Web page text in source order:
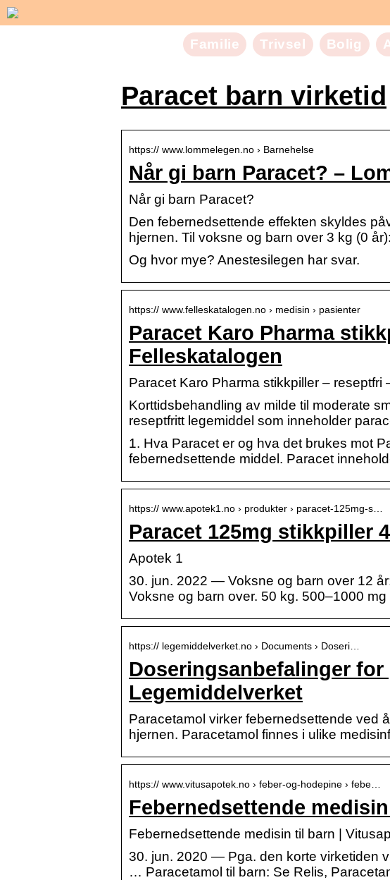
Familie Trivsel Bolig
Paracet barn virketid
https:// www.lommelegen.no › Barnehelse
Når gi barn Paracet? –
Når gi barn Paracet?
Den febernedsettende effekten skyldes
hjernen. Til voksne og barn over 3 kg (0
Og hvor mye? Anestesilegen har svar.
https:// www.felleskatalogen.no › medisin › pasienter
Paracet Karo Pharma
Felleskatalogen
Paracet Karo Pharma stikkpiller –
Korttidsbehandling av milde til moderate
reseptfritt legemiddel som inneholder
1. Hva Paracet er og hva det brukes mot
febernedsettende middel. Paracet
https:// www.apotek1.no › produkter › paracet-125mg-s…
Paracet 125mg stikkpiller
Apotek 1
30. jun. 2022 — Voksne og barn over 12
Voksne og barn over. 50 kg. 500–1000
https:// legemiddelverket.no › Documents › Doseri…
Doseringsanbefalinger for
Legemiddelverket
Paracetamol virker febernedsettende ved
hjernen. Paracetamol finnes i ulike
https:// www.vitusapotek.no › feber-og-hodepine › febe…
Febernedsettende
Febernedsettende medisin til barn |
30. jun. 2020 — Pga. den korte virketiden
… Paracetamol til barn: Se Relis,